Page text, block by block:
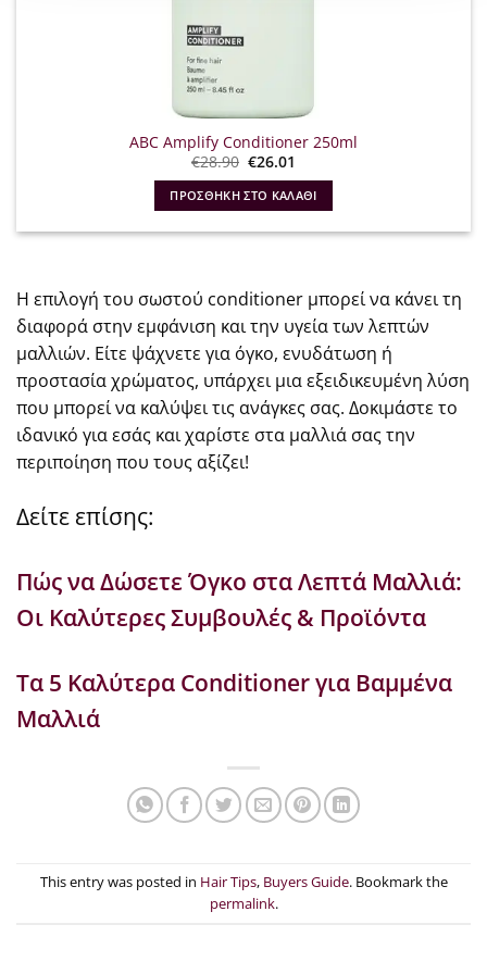
ABC Amplify Conditioner 250ml
€28.90 Original
was:
€28.90.
€26.01
τιμή
είναι:
€26.01.
ΠΡΟΣΘΉΚΗ ΣΤΟ ΚΑΛΆΘΙ
Η επιλογή του σωστού conditioner μπορεί να κάνει τη
διαφορά στην εμφάνιση και την υγεία των λεπτών
μαλλιών. Είτε ψάχνετε για όγκο, ενυδάτωση ή
προστασία χρώματος, υπάρχει μια εξειδικευμένη λύση
που μπορεί να καλύψει τις ανάγκες σας. Δοκιμάστε το
ιδανικό για εσάς και χαρίστε στα μαλλιά σας την
περιποίηση που τους αξίζει!
Δείτε επίσης:
Πώς να Δώσετε Όγκο στα Λεπτά Μαλλιά:
Οι Καλύτερες Συμβουλές & Προϊόντα
Τα 5 Καλύτερα Conditioner για Βαμμένα
Μαλλιά
This entry was posted in Hair Tips, Buyers Guide. Bookmark the
permalink.